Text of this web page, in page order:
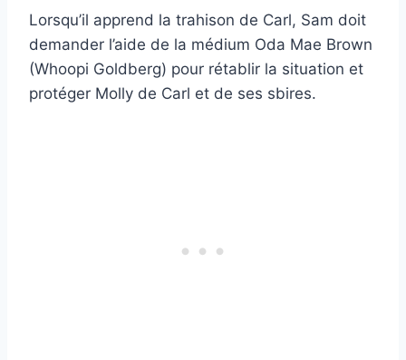
Lorsqu’il apprend la trahison de Carl, Sam doit
demander l’aide de la médium Oda Mae Brown
(Whoopi Goldberg) pour rétablir la situation et
protéger Molly de Carl et de ses sbires.